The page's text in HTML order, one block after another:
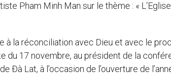
Pham Minh Man sur le thème : «
à la réconciliation avec Dieu et avec le
du 17 novembre, au président de la
Lat, à l’occasion de l’ouverture de